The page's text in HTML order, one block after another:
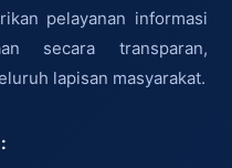
pelayanan informasi
secara transparan,
lapisan masyarakat.